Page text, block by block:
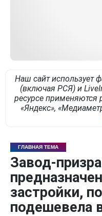
Наш сайт использует
(включая РСЯ) и
ресурсе применяются
«Яндекс»,
ГЛАВНАЯ ТЕМА
Завод-
застройки,
подешевела